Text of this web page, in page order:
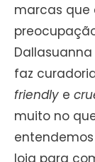
marcas que
Dallasuanna
faz
friendly e
muito no
loja para